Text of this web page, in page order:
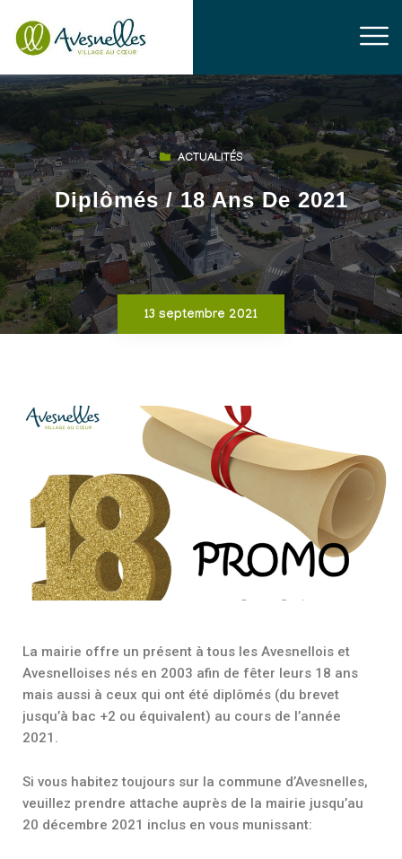
ACTUALITÉS
Diplômés / 18 Ans De 2021
13 septembre 2021
La mairie offre un présent à tous les Avesnellois et
Avesnelloises nés en 2003 afin de fêter leurs 18 ans
mais aussi à ceux qui ont été diplômés (du brevet
jusqu’à bac +2 ou équivalent) au cours de l’année
2021.
Si vous habitez toujours sur la commune d’Avesnelles,
veuillez prendre attache auprès de la mairie jusqu’au
20 décembre 2021 inclus en vous munissant: